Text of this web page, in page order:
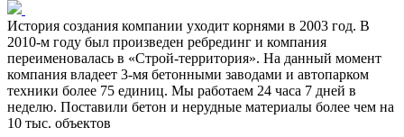
История создания компании уходит корнями в 2003 год. В
2010-м году был произведен ребрединг и компания
переименовалась в «Строй-территория». На данный момент
компания владеет 3-мя бетонными заводами и автопарком
техники более 75 единиц. Мы работаем 24 часа 7 дней в
неделю. Поставили бетон и нерудные материалы более чем на
10 тыс. объектов